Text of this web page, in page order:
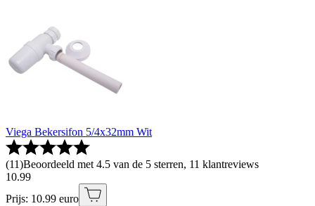
Viega Bekersifon 5/4x32mm Wit
(11)Beoordeeld met 4.5 van de 5 sterren, 11 klantreviews
10.99
Prijs: 10.99 euro